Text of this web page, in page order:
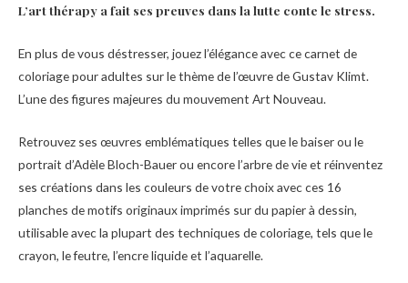
L’art thérapy a fait ses preuves dans la lutte conte le stress.
En plus de vous déstresser, jouez l’élégance avec ce carnet de
coloriage pour adultes sur le thème de l’œuvre de Gustav Klimt.
L’une des figures majeures du mouvement Art Nouveau.
Retrouvez ses œuvres emblématiques telles que le baiser ou le
portrait d’Adèle Bloch-Bauer ou encore l’arbre de vie et réinventez
ses créations dans les couleurs de votre choix avec ces 16
planches de motifs originaux imprimés sur du papier à dessin,
utilisable avec la plupart des techniques de coloriage, tels que le
crayon, le feutre, l’encre liquide et l’aquarelle.